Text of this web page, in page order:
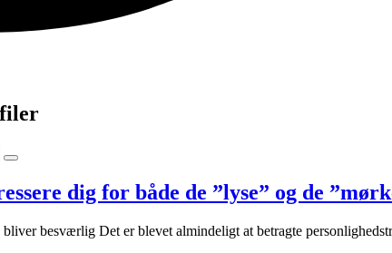
dig for både de ”lyse” og de
besværlig Det er blevet almindeligt at betragte